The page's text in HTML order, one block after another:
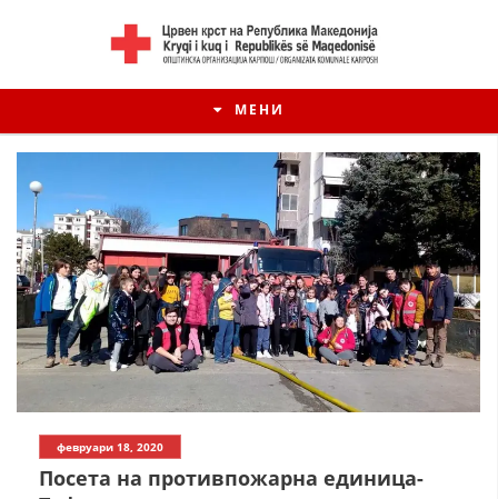
МЕНИ
февруари 18, 2020
Посета на противпожарна единица-